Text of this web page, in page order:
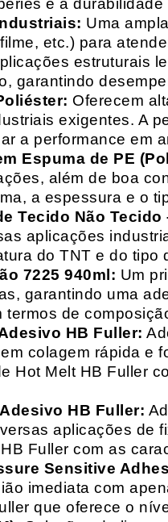
e a durabilidade
Uma
etc.) para
estruturais
garantindo
Oferecem
exigentes. A
a performance em
Espuma de PE
além de boa
a espessura e o
Tecido Não Tecido
aplicações
do TNT e do
7225 940ml: Um
garantindo uma
termos de
HB Fuller:
colagem rápida e
Hot Melt HB Fuller
HB Fuller:
aplicações de
Fuller com as
Sensitive
imediata com
que oferece o